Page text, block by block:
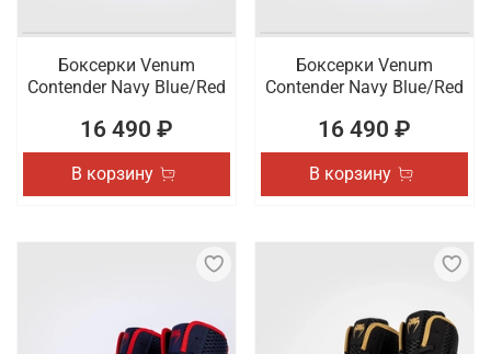
Боксерки Venum
Contender Navy Blue/Red
16 490 ₽
В корзину
Боксерки Venum
Contender Navy Blue/Red
16 490 ₽
В корзину